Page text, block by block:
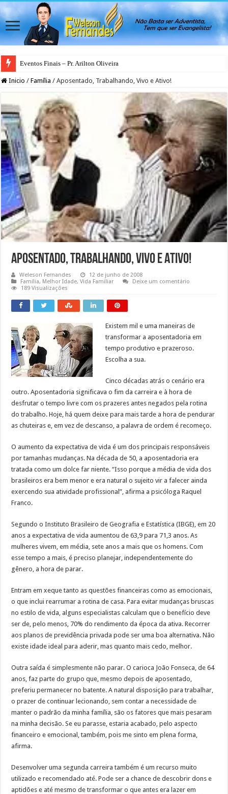
Eventos Finais – Pr. Arilton Oliveira
Inicio / Família / Aposentado, Trabalhando, Vivo e Ativo!
Aposentado, Trabalhando, Vivo e Ativo!
Weleson Fernandes
12 de junho de 2008
Família, Melhor Idade,Vida Familiar
Deixe um comentário
189 Visualizações
Existem mil e uma maneiras de
transformar a aposentadoria em
tempo produtivo e prazeroso.
Escolha a sua.
Cinco décadas atrás o cenário era
outro. Aposentadoria significava o fim da carreira e à hora de
desfrutar o tempo livre com os prazeres antes negados pela rotina
do trabalho. Hoje, há quem deixe para mais tarde a hora de pendurar
as chuteiras e, em vez de descanso, a palavra de ordem é recomeço.
O aumento da expectativa de vida é um dos principais responsáveis
por tamanhas mudanças. Na década de 50, a aposentadoria era
tratada como um dolce far niente. “Isso porque a média de vida dos
brasileiros era bem menor e era natural o sujeito vir a falecer ainda
exercendo sua atividade profissional”, afirma a psicóloga Raquel
Franco.
Segundo o Instituto Brasileiro de Geografia e Estatística (IBGE), em 20
anos a expectativa de vida aumentou de 63,9 para 71,3 anos. As
mulheres vivem, em média, sete anos a mais que os homens. Com
esse tempo a mais, é preciso planejar, independentemente do
gênero, a hora de parar.
Entram em xeque tanto as questões financeiras como as emocionais,
o que inclui rearrumar a rotina de casa. Para evitar mudanças bruscas
no estilo de vida, alguns especialistas calculam que o benefício deve
ser de, pelo menos, 70% do rendimento da época da ativa. Recorrer
aos planos de previdência privada pode ser uma boa alternativa. Não
existe idade ideal para aderir, mas quanto mais cedo, melhor.
Outra saída é simplesmente não parar. O carioca João Fonseca, de 64
anos, faz parte do grupo que, mesmo depois de aposentado,
preferiu permanecer no batente. A natural disposição para trabalhar,
o prazer de continuar lecionando, sem contar a necessidade de
manter o padrão da minha família, são os fatores que mais pesaram
na minha decisão. Se eu parasse, estaria acabado, pelo aspecto
financeiro e emocional, também, pois me sinto em plena forma,
afirma.
Desenvolver uma segunda carreira também é um recurso muito
utilizado e recomendado até. Pode ser a chance de descobrir dons e
aptidões e até mesmo de transformar o que antes era lazer em